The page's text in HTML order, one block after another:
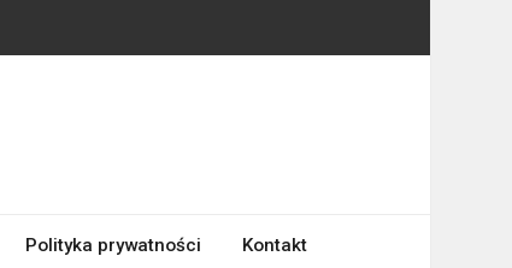
Polityka prywatności Kontakt